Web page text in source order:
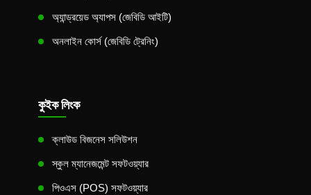
অ্যান্ড্রয়েড অ্যাপস (জেবিডি আইটি)
অনলাইন কোর্স (জেবিডি ট্রেনিং)
কুইক লিংক
ক্লাউড বিজনেস সলিউশন
স্কুল ম্যানেজমেন্ট সফটওয়্যার
পিওএস (POS) সফটওয়্যার